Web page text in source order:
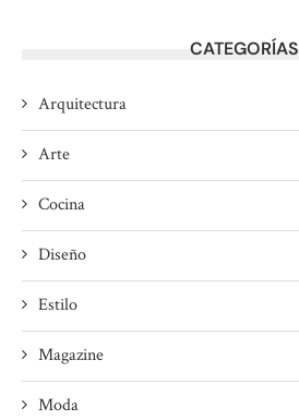
CATEGORÍAS
Arquitectura
Arte
Cocina
Diseño
Estilo
Magazine
Moda